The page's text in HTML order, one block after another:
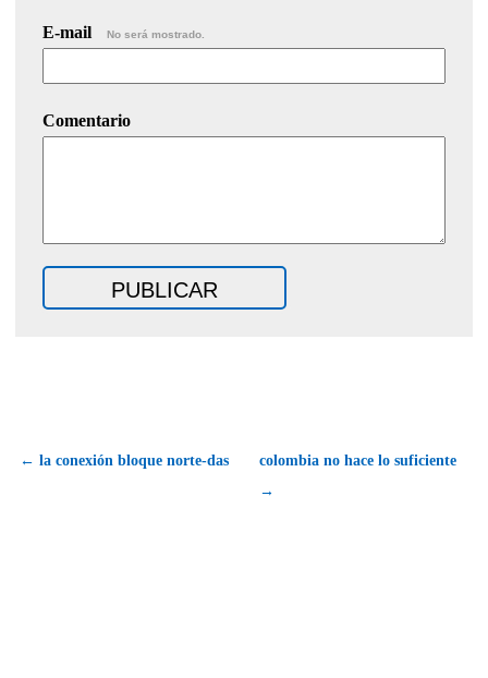
E-mail No será mostrado.
Comentario
← la conexión bloque norte-das
colombia no hace lo suficiente
→